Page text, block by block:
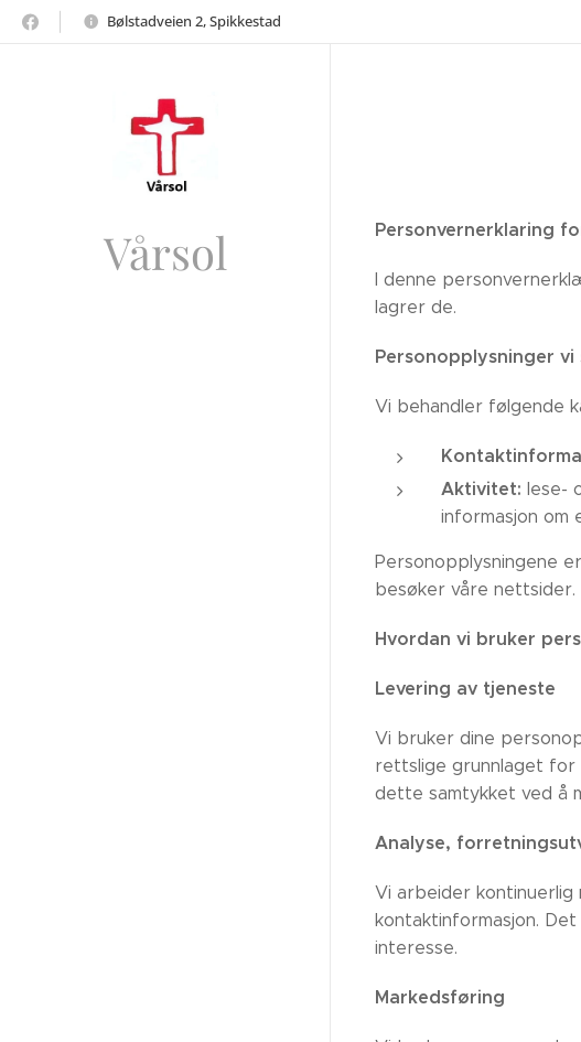
Bølstadveien 2, Spikkestad
Vårsol Personvernerklaring
I denne
lagrer de.
Personopplysninger
Vi behandler følgende
Aktivitet: lese-
informasjon om
Personopplysningene
besøker våre nettsider.
Hvordan vi bruker
Levering av tjeneste
Vi bruker dine
rettslige grunnlaget for
dette samtykket ved å
Analyse,
Vi arbeider
kontaktinformasjon.
interesse.
Markedsføring